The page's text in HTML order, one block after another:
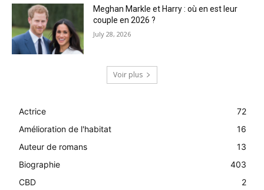
Meghan Markle et Harry : où en est leur
couple en 2026 ?
July 28, 2026
Voir plus
Actrice
72
Amélioration de l'habitat
16
Auteur de romans
13
Biographie
403
CBD
2